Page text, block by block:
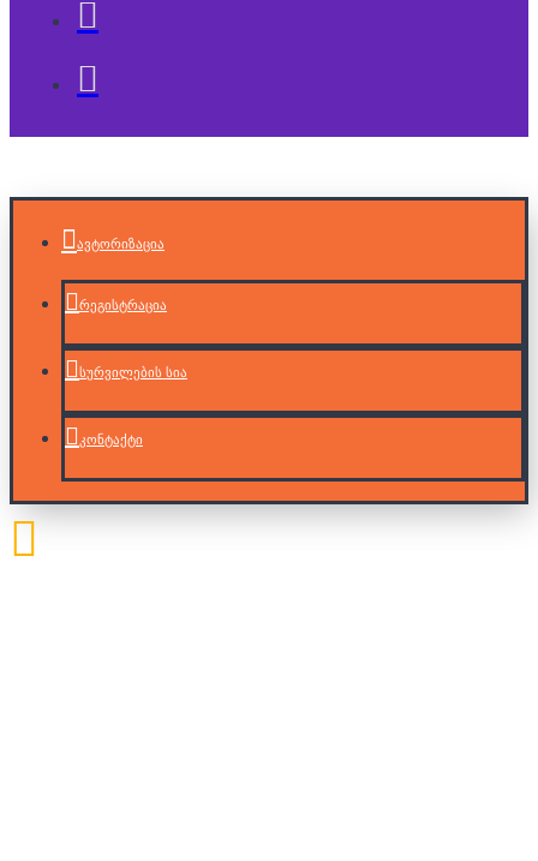
ავტორიზაცია
რეგისტრაცია
სურვილების სია
კონტაქტი